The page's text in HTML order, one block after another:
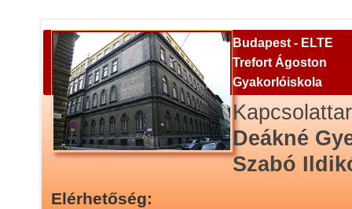
Budapest - ELTE
Trefort Ágoston
Gyakorlóiskola
Deákné
Szabó
Elérhetőség: